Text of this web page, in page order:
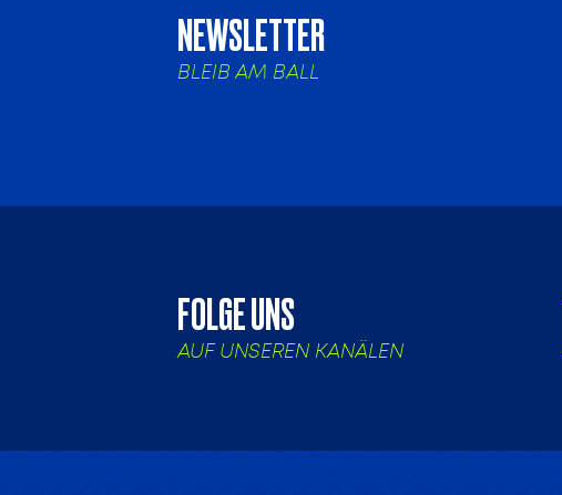
NEWSLETTER
BLEIB AM BALL
FOLGE UNS
AUF UNSEREN KANÄLEN